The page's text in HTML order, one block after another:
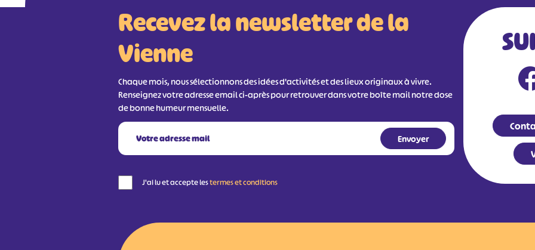
Recevez la newsletter de la
Vienne
Chaque mois, nous sélectionnons des idées d'activités et des lieux originaux à vivre.
Renseignez votre adresse email ci-après pour retrouver dans votre boîte mail notre dose
de bonne humeur mensuelle.
J'ai lu et accepte lestermes et conditions